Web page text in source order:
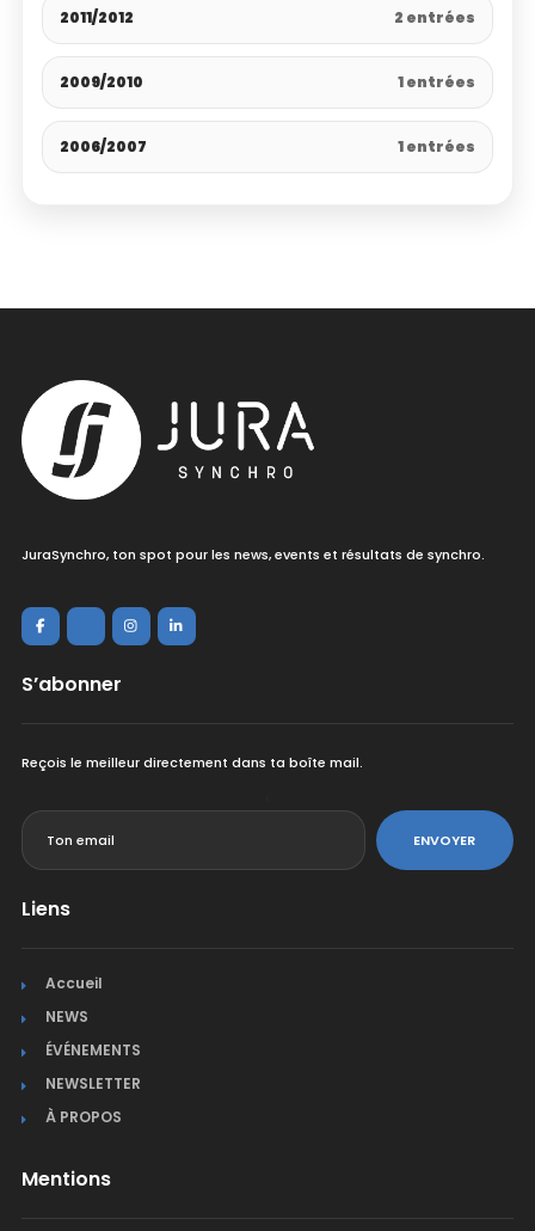
2011/2012 2 entrées
2009/2010 1 entrées
2006/2007 1 entrées
JuraSynchro, ton spot pour les news, events et résultats de synchro.
S’abonner
Reçois le meilleur directement dans ta boîte mail.
ENVOYER
Liens
Accueil
NEWS
ÉVÉNEMENTS
NEWSLETTER
À PROPOS
Mentions